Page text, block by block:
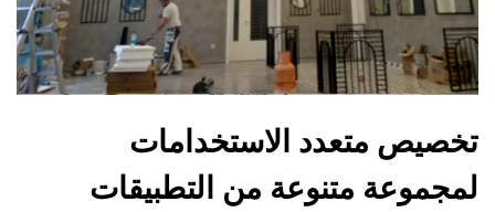
تخصيص متعدد الاستخدامات
لمجموعة متنوعة من التطبيقات